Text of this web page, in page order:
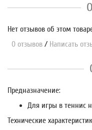
Нет отзывов об этом
0 отзывов / Написать
Предназначение:
Для игры в теннис
Технические